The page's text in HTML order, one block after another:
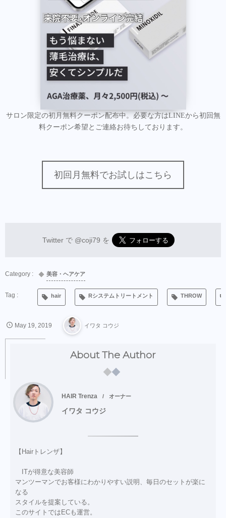
サロン限定の初月無料クーポン配布中。必要な方はLINEから初回無
料クーポン希望とご連絡お待ちしております。
初回月無料でお試しはこちら
Twitter で @coji79 を
美容・ヘアケア
hair Rシステムトリートメント THROW
May 19 2019 イワタ コウジ
About The Author
HAIR Trenza オーナー
イワタ コウジ
【Hairトレンザ】
ITが得意な美容師
マンツーマンでお客様にわかりやすい説明、毎日のセットが楽に
なる
スタイルを提案している。
このサイトではECも運営。